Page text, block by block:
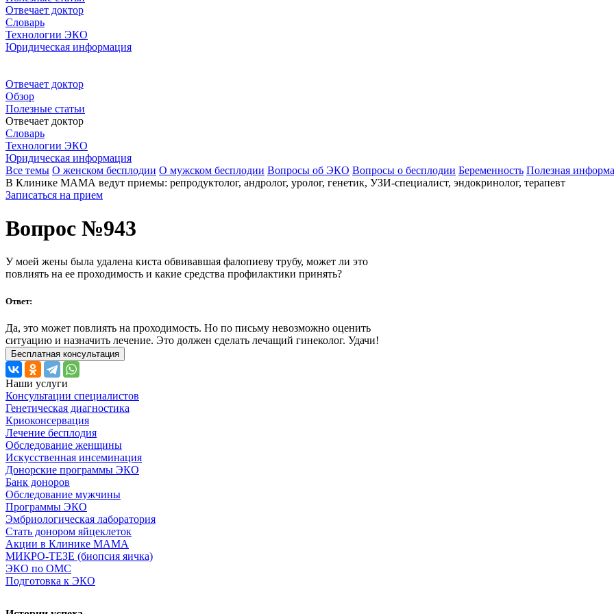
Отвечает доктор
Словарь
Технологии ЭКО
Юридическая информация
Отвечает доктор
Обзор
Полезные статьи
Отвечает доктор
Словарь
Технологии ЭКО
Юридическая информация
Все темы О женском бесплодии О мужском бесплодии Вопросы об ЭКО Вопросы о бесплодии Беременность Полезная
В Клинике МАМА ведут приемы: репродуктолог, андролог, уролог, генетик, УЗИ-специалист, эндокринолог, терапевт
Записаться на прием
Вопрос №943
У моей жены была удалена киста обвивавшая фалопиеву трубу, может ли это
повлиять на ее проходимость и какие средства профилактики принять?
Ответ:
Да, это может повлиять на проходимость. Но по письму невозможно оценить
ситуацию и назначить лечение. Это должен сделать лечащий гинеколог. Удачи!
Бесплатная консультация
Наши услуги
Консультации специалистов
Генетическая диагностика
Криоконсервация
Лечение бесплодия
Обследование женщины
Искусственная инсеминация
Донорские программы ЭКО
Банк доноров
Обследование мужчины
Программы ЭКО
Эмбриологическая лаборатория
Стать донором яйцеклеток
Акции в Клинике МАМА
МИКРО-ТЕЗЕ (биопсия яичка)
ЭКО по ОМС
Подготовка к ЭКО